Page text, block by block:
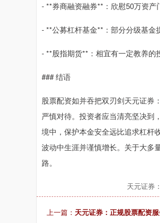
- **券商融资融券**：欣慰50万资
- **公募杠杆基金**：部分分级基金
- **股指期货**：相宜有一定教养
### 结语
股票配资如并吞把双刃剑天元证券
严慎对待。投资者应当清亮坚决到
境中，保护本金安全远比追求杠杆
波动中生涯并谨慎增长。关于大多
路。
天元证券
上一篇： 天元证券：正规股票配资